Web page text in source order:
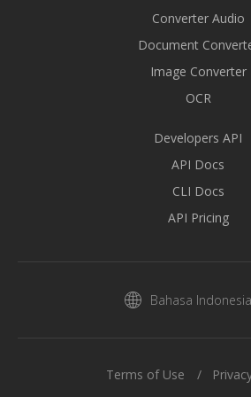
Converter Audio
Document
Image Converter
OCR
Developers API
API Docs
CLI Docs
API Pricing
Bahasa Indonesia
Terms of Use